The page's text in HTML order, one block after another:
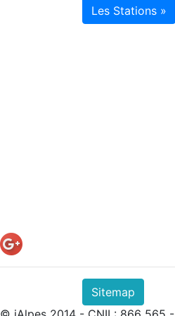
Les Stations »
Sitemap